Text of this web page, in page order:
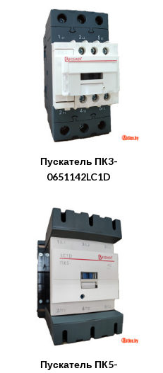
Пускатель ПК3-
0651142LC1D
Пускатель ПК5-